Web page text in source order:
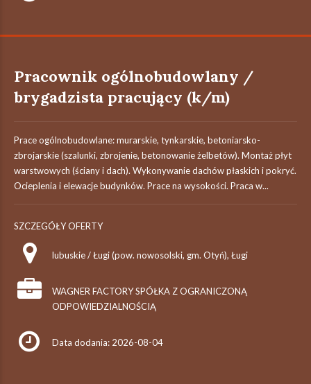
Pracownik ogólnobudowlany /
brygadzista pracujący (k/m)
Prace ogólnobudowlane: murarskie, tynkarskie, betoniarsko-
zbrojarskie (szalunki, zbrojenie, betonowanie żelbetów). Montaż płyt
warstwowych (ściany i dach). Wykonywanie dachów płaskich i pokryć.
Ocieplenia i elewacje budynków. Prace na wysokości. Praca w...
SZCZEGÓŁY OFERTY
lubuskie / Ługi (pow. nowosolski, gm. Otyń), Ługi
WAGNER FACTORY SPÓŁKA Z OGRANICZONĄ
ODPOWIEDZIALNOŚCIĄ
Data dodania: 2026-08-04